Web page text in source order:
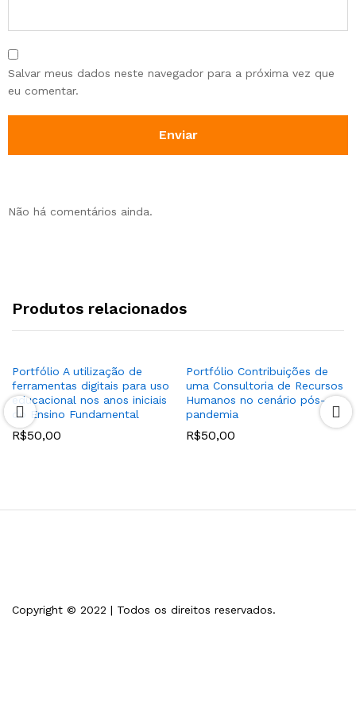
Salvar meus dados neste navegador para a próxima vez que
eu comentar.
Não há comentários ainda.
Produtos relacionados
Portfólio A utilização de
ferramentas digitais para uso
educacional nos anos iniciais
do Ensino Fundamental
R$50,00
Portfólio Contribuições de
uma Consultoria de Recursos
Humanos no cenário pós-
pandemia
R$50,00
Copyright © 2022 | Todos os direitos reservados.